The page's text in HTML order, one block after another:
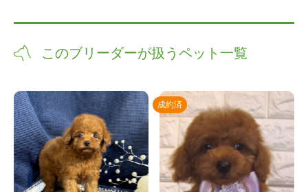
このブリーダーが扱うペット一覧
成約済